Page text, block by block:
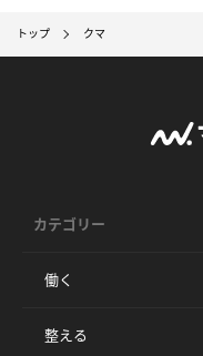
トップ クマ
カテゴリー
働く
整える